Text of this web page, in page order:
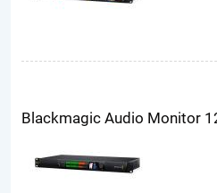
Blackmagic Audio Monitor